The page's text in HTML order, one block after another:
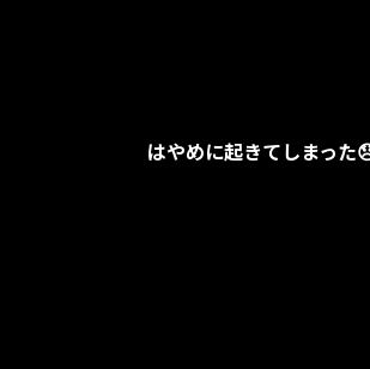
はやめに起きてしまった